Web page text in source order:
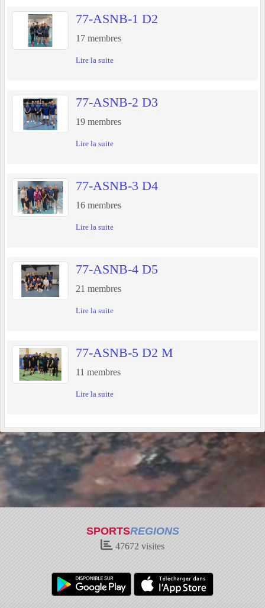
77-ASNB-1 D2
17 membres
Lire la suite
77-ASNB-2 D3
19 membres
Lire la suite
77-ASNB-3 D4
16 membres
Lire la suite
77-ASNB-4 D5
21 membres
Lire la suite
77-ASNB-5 D2 M
11 membres
Lire la suite
SPORTSREGIONS
47672 visites